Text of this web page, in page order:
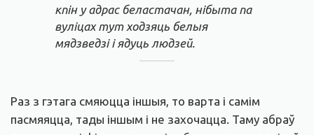
кпін у адрас беластачан, нібыта па
вуліцах тут ходзяць белыя
мядзведзі і ядуць людзей.
Раз з гэтага смяюцца іншыя, то варта і самім
пасмяяцца, тады іншым і не захочацца. Таму абраў